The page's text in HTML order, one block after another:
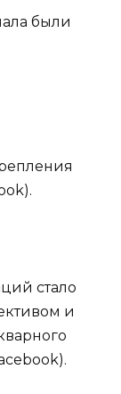
были
стало
и